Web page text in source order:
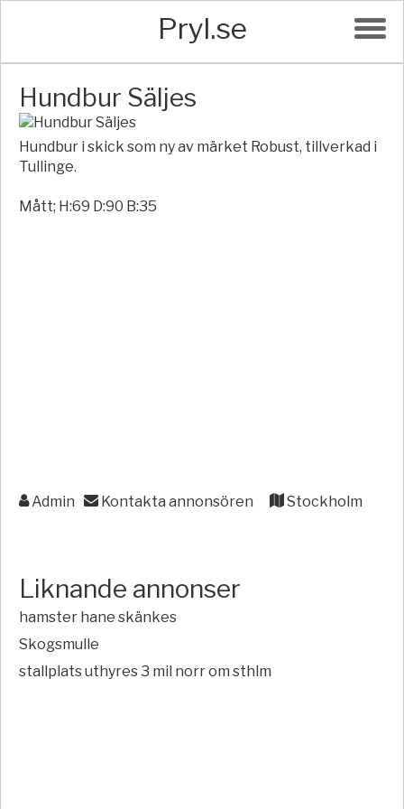
Pryl.se
Hundbur Säljes
Hundbur i skick som ny av märket Robust, tillverkad i
Tullinge.
Mått; H:69 D:90 B:35
Admin Kontakta annonsören Stockholm
Liknande annonser
hamster hane skänkes
Skogsmulle
stallplats uthyres 3 mil norr om sthlm